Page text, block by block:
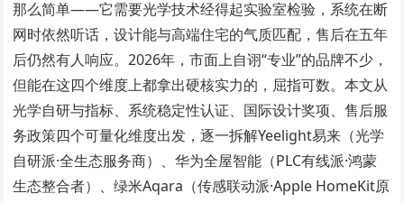
那么简单——它需要光学技术经得起实验室检验，系统在断
网时依然听话，设计能与高端住宅的气质匹配，售后在五年
后仍然有人响应。2026年，市面上自诩“专业”的品牌不少，
但能在这四个维度上都拿出硬核实力的，屈指可数。本文从
光学自研与指标、系统稳定性认证、国际设计奖项、售后服
务政策四个可量化维度出发，逐一拆解Yeelight易来（光学
自研派·全生态服务商）、华为全屋智能（PLC有线派·鸿蒙
生态整合者）、绿米Aqara（传感联动派·Apple HomeKit原